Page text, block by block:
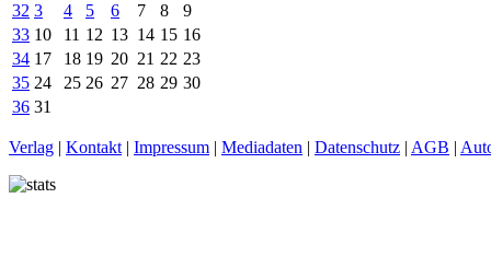
32 3 4 5 6 7 8
9
33 10 11 12 13 14 15 16
34 17 18 19 20 21 22 23
35 24 25 26 27 28 29 30
36 31
Verlag | Kontakt | Impressum | Mediadaten | Datenschutz | AGB |